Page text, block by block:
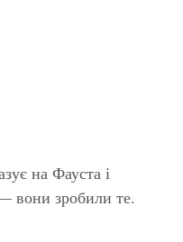
на Фауста і
вони зробили те.